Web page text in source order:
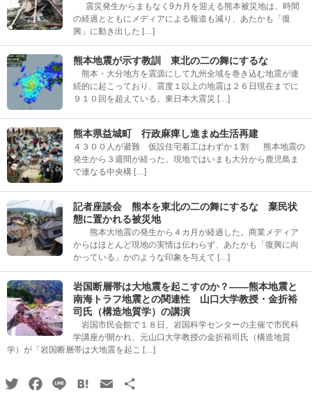
震災発生からまもなく9カ月を迎える熊本被災地は、時間
の経過とともにメディアによる報道も減り、あたかも「復
興」に動き出した […]
熊本地震が示す教訓 東北の二の舞にするな
熊本・大分地方を震源にして九州全域を巻き込む地震が連
続的に起こっており、震度１以上の地震は２６日現在までに
９１０回を超えている。東日本大震災 […]
熊本県益城町 行政麻痺し進まぬ生活再建
４３００人が避難 仮設住宅着工はわずか１割 熊本地震の
発生から３週間が経った。現地ではいまも大分から鹿児島ま
で連なる中央構 […]
記者座談会 熊本を東北の二の舞にするな 棄民状
態に置かれる被災地
熊本大地震の発生から４カ月が経過した。商業メディア
からはほとんど現地の実情は伝わらず、あたかも「復興に向
かっている」かのような印象を与えて […]
岩国断層帯は大地震を起こすのか？――熊本地震と
南海トラフ地震との関連性 山口大学教授・金折裕
司氏（構造地質学）の講演
岩国市民会館で１８日、岩国科学センターの主催で市民科
学講座が開かれ、元山口大学教授の金折裕司氏（構造地質
学）が「岩国断層帯は大地震を起こ […]
TwitterFacebook
Line HatenaEmail